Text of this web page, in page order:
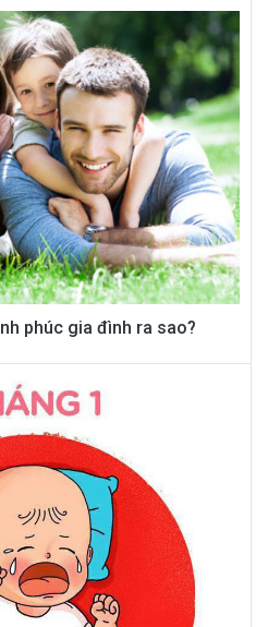
phúc gia đình ra sao?